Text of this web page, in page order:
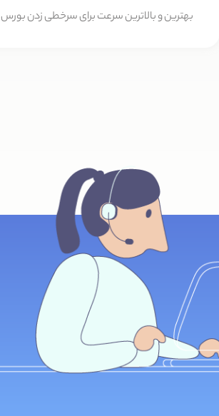
بهترین و بالاترین سرعت برای سرخطی زدن بورس